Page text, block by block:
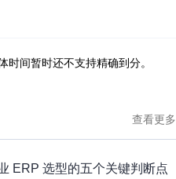
间暂时还不支持精确到分。
查看更多
ERP 选型的五个关键判断点